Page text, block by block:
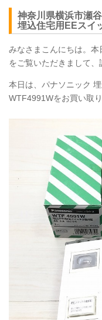
神奈川県横浜市瀬
埋込住宅用EEスイ
みなさまこんにちは。
をご覧いただきまして、
本日は、パナソニック
WTF4991Wをお買い取